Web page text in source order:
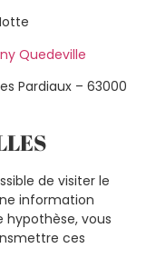
Quedeville
Pardiaux – 63000
de visiter le
information
hypothèse, vous
ces